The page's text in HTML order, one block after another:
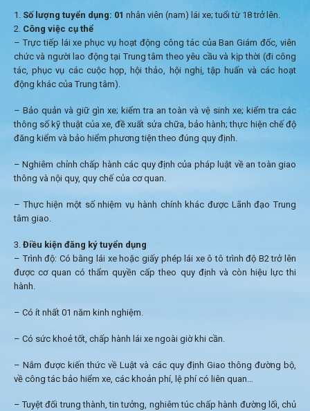
Số lượng tuyển dụng: 01 nhân viên (nam) lái xe; tuổi từ 18 trở lên.
Công việc cụ thể
– Trực tiếp lái xe phục vụ hoạt động công tác của Ban Giám đốc, viên
chức và người lao động tại Trung tâm theo yêu cầu và kịp thời (đi công
tác, phục vụ các cuộc họp, hội thảo, hội nghị, tập huấn và các hoạt
động khác của Trung tâm).
– Bảo quản và giữ gìn xe; kiểm tra an toàn và vệ sinh xe; kiểm tra các
thông số kỹ thuật của xe, đề xuất sửa chữa, bảo hành; thực hiện chế độ
đăng kiểm và bảo hiểm phương tiện theo đúng quy định.
– Nghiêm chỉnh chấp hành các quy định của pháp luật về an toàn giao
thông và nội quy, quy chế của cơ quan.
– Thực hiện một số nhiệm vụ hành chính khác được Lãnh đạo Trung
tâm giao.
Điều kiện đăng ký tuyển dụng
– Trình độ: Có bằng lái xe hoặc giấy phép lái xe ô tô trình độ B2 trở lên
được cơ quan có thẩm quyền cấp theo quy định và còn hiệu lực thi
hành.
– Có ít nhất 01 năm kinh nghiệm.
– Có sức khoẻ tốt, chấp hành lái xe ngoài giờ khi cần.
– Nắm được kiến thức về Luật và các quy định Giao thông đường bộ,
về công tác bảo hiểm xe, các khoản phí, lệ phí có liên quan…
– Tuyệt đối trung thành, tin tưởng, nghiêm túc chấp hành đường lối, chủ